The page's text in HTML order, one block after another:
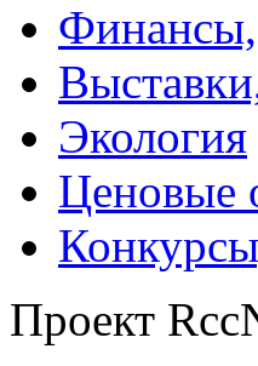
Экология
Ценовые
Проект